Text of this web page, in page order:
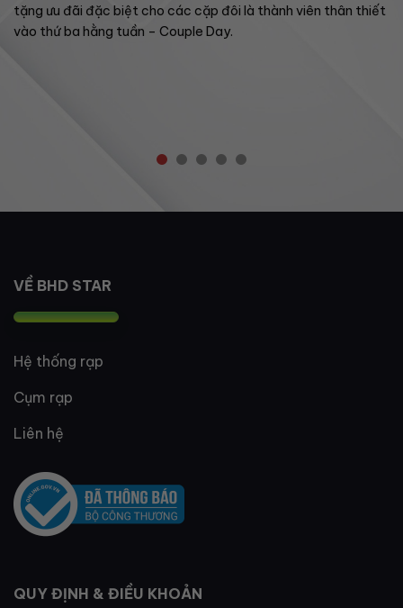
tặng ưu đãi đặc biệt cho các cặp đôi là thành viên thân thiết
vào thứ ba hằng tuần – Couple Day.
VỀ BHD STAR
Hệ thống rạp
Cụm rạp
Liên hệ
QUY ĐỊNH & ĐIỀU KHOẢN